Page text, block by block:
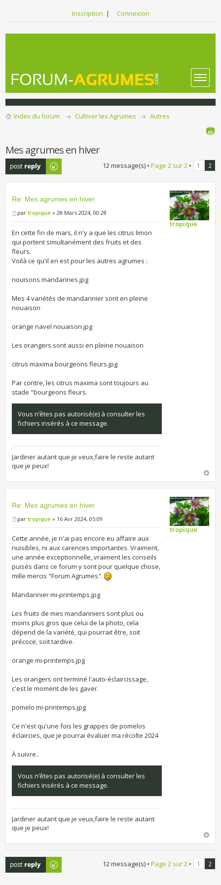
Inscription | Connexion
Index du forum Cultiver les Agrumes Autres
Mes agrumes en hiver
Publier une
réponse
12 message(s) • Page 2sur2• 1 2
Re: Mes agrumes en hiver
partropique » 28 Mars 2024, 00:28
En cette fin de mars, il n'y a que les citrus limon
qui portent simultanément des fruits et des
fleurs.
Voilà ce qu'il en est pour les autres agrumes :
nouisons mandarines.jpg
Mes 4 variétés de mandarinier sont en pleine
nouaison
orange navel nouaison.jpg
Les orangers sont aussi en pleine nouaison
citrus maxima bourgeons fleurs.jpg
Par contre, les citrus maxima sont toujours au
stade "bourgeons fleurs.
Vous n’êtes pas autorisé(e) à consulter les
fichiers insérés à ce message.
Jardiner autant que je veux,faire le reste autant
que je peux!
tropique
Re: Mes agrumes en hiver
partropique » 16 Avr 2024, 05:09
Cette année, je n'ai pas encore eu affaire aux
nuisibles, ni aux carences importantes. Vraiment,
une année exceptionnelle, vraiment les conseils
puisés dans ce forum y sont pour quelque chose,
mille mercis "Forum Agrumes".
Mandarinier mi-printemps.jpg
Les fruits de mes mandariniers sont plus ou
moins plus gros que celui de la photo, cela
dépend de la variété, qui pourrait être, soit
précoce, soit tardive.
orange mi-printemps.jpg
Les orangers ont terminé l'auto-éclaircissage,
c'est le moment de les gaver.
pomelo mi-printemps.jpg
Ce n'est qu'une fois les grappes de pomelos
éclaircies, que je pourrai évaluer ma récolte 2024
À suivre..
Vous n’êtes pas autorisé(e) à consulter les
fichiers insérés à ce message.
Jardiner autant que je veux,faire le reste autant
que je peux!
tropique
Publier une
réponse
12 message(s) • Page 2sur2• 1 2